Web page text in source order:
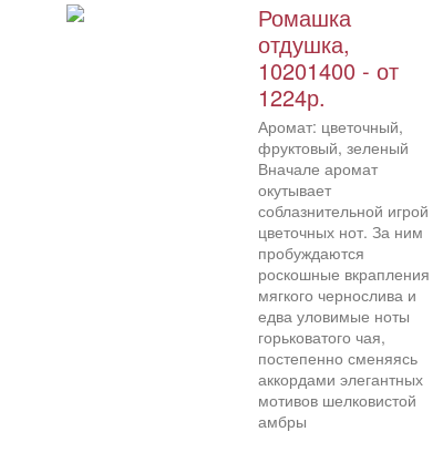
Ромашка
отдушка,
10201400 - от
1224р.
Аромат: цветочный,
фруктовый, зеленый
Вначале аромат
окутывает
соблазнительной игрой
цветочных нот. За ним
пробуждаются
роскошные вкрапления
мягкого чернослива и
едва уловимые ноты
горьковатого чая,
постепенно сменяясь
аккордами элегантных
мотивов шелковистой
амбры